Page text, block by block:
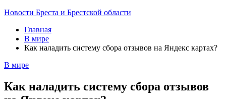
Новости Бреста и Брестской области
Главная
В мире
Как наладить систему сбора отзывов на Яндекс картах?
В мире
Как наладить систему сбора отзывов